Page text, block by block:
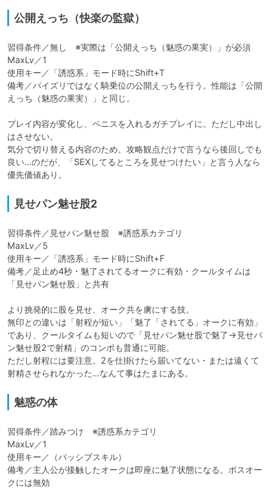
公開えっち（快楽の監獄）
習得条件／無し　※実際は「公開えっち（魅惑の果実）」が必須
MaxLv／1
使用キー／「誘惑系」モード時にShift+T
備考／パイズリではなく騎乗位の公開えっちを行う。性能は「公開
えっち（魅惑の果実）」と同じ。
プレイ内容が変化し、ペニスを入れるガチプレイに。ただし中出し
はさせない。
気分で切り替える内容のため、攻略観点だけで言うなら後回しでも
良い…のだが、「SEXしてるところを見せつけたい」と言う人なら
優先価値あり。
見せパン魅せ股2
習得条件／見せパン魅せ股　※誘惑系カテゴリ
MaxLv／5
使用キー／「誘惑系」モード時にShift+F
備考／足止め4秒・魅了されてるオークに有効・クールタイムは
「見せパン魅せ股」と共有
より挑発的に股を見せ、オーク共を虜にする技。
無印との違いは「射程が短い」「魅了「されてる」オークに有効」
であり、クールタイムも短いので「見せパン魅せ股で魅了→見せパ
ン魅せ股2で射精」のコンボも普通に可能。
ただし射程には要注意。2を仕掛けたら届いてない・または遠くて
射精させられなかった…なんて事はたまにある。
魅惑の体
習得条件／踏みつけ　※誘惑系カテゴリ
MaxLv／1
使用キー／（パッシブスキル）
備考／主人公が接触したオークは即座に魅了状態になる。ボスオー
クには無効